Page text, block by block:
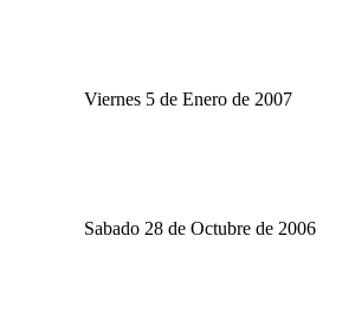
Viernes 5 de Enero de 2007
Sabado 28 de Octubre de 2006